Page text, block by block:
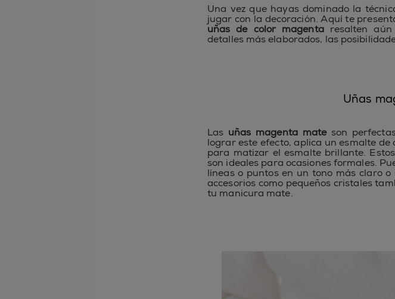
Una vez que hayas dominado la
jugar con la decoración. Aquí te
uñas de color magentaresalten aún
detalles más elaborados, las
Uñas
Las uñas magenta mateson
lograr este efecto, aplica un esmalte
para matizar el esmalte brillante.
son ideales para ocasiones formales.
líneas o puntos en un tono más claro
accesorios como pequeños cristales
tu manicura mate.